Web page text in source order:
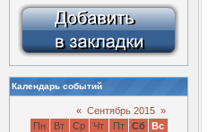
Календарь событий
« Сентябрь 2015 »
Пн
Вт Ср Чт Пт Сб
Вс